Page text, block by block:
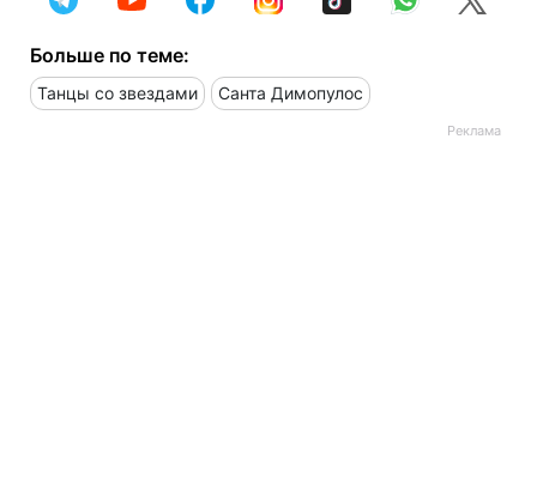
Больше по теме:
Танцы со звездами Санта Димопулос